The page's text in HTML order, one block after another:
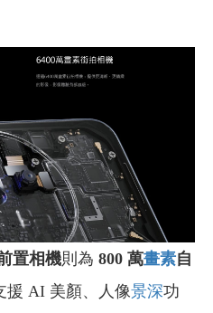
置相機則為 800 萬畫素自
援 AI 美顏、人像景深功